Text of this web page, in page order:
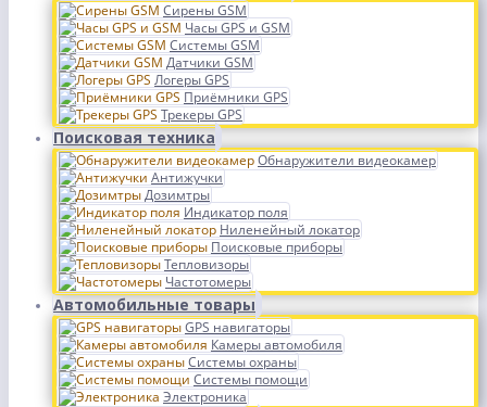
Сирены GSM
Часы GPS и GSM
Системы GSM
Датчики GSM
Логеры GPS
Приёмники GPS
Трекеры GPS
Поисковая техника
Обнаружители видеокамер
Антижучки
Дозимтры
Индикатор поля
Ниленейный локатор
Поисковые приборы
Тепловизоры
Частотомеры
Автомобильные товары
GPS навигаторы
Камеры автомобиля
Системы охраны
Системы помощи
Электроника